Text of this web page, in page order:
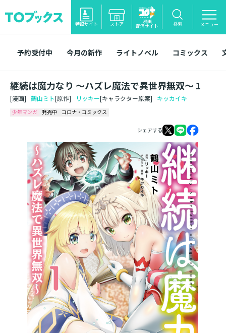
特設サイト ストア 漫画
配信サイト 検索 メニュー
予約受付中 今月の新作 ライトノベル コミックス
継続は魔力なり ～ハズレ魔法で異世界無双～ 1
[漫画] 鶴山ミト[原作] リッキー[キャラクター原案] キッカイキ
少年マンガ 発売中 コロナ・コミックス
シェアする